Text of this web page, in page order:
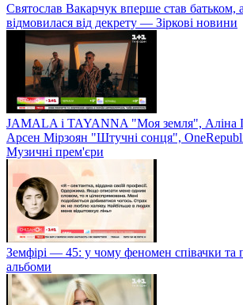
Святослав Вакарчук вперше став батьком,
відмовилася від декрету — Зіркові новини
JAMALA і TAYANNA "Моя земля", Аліна
Арсен Мірзоян "Штучні сонця",
Музичні прем'єри
Земфірі — 45: у чому феномен співачки та
альбоми